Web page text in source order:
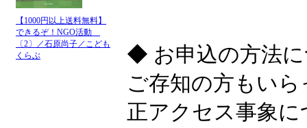
【1000円以上送料無料】
できるぞ！NGO活動
〔2〕／石原尚子／こども
くらぶ
◆ お申込の方法
ご存知の方もい
正アクセス事象